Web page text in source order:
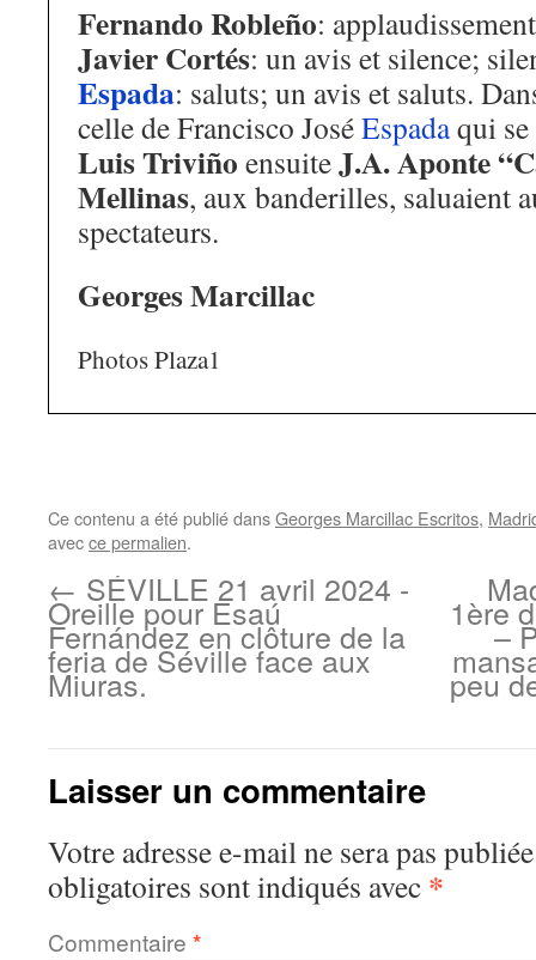
Fernando Robleño:
Javier Cortés: un avis et silence;
Espada: saluts; un avis et saluts.
celle de Francisco JoséEspadaqui
Luis Triviño ensuiteJ.A. Aponte
Mellinas, aux banderilles, saluaient
spectateurs.
Georges Marcillac
Photos Plaza1
Ce contenu a été publié dansGeorges Marcillac Escritos,
avecce permalien.
← SÉVILLE 21 avril 2024 -
Oreille pour Esaú
Fernández en clôture de la
feria de Séville face aux
Miuras.
1ère
–
peu
Laisser un commentaire
Votre adresse e-mail ne sera pas
obligatoires sont indiqués avec *
Commentaire *